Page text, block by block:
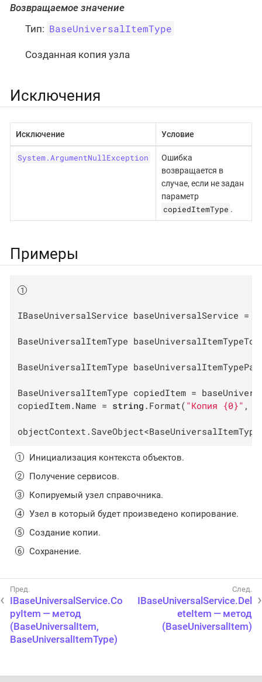
Возвращаемое значение
Тип: BaseUniversalItemType
Созданная копия узла
Исключения
Исключение Условие
System.ArgumentNullException
Ошибка
возвращается в
случае, если не задан
параметр
copiedItemType .
Примеры
IBaseUniversalService baseUniversalService =
BaseUniversalItemType
BaseUniversalItemType
BaseUniversalItemType copiedItem =
copiedItem.Name = string .Format( "Копия {0}" ,
Инициализация контекста объектов.
Получение сервисов.
Копируемый узел справочника.
Узел в который будет произведено копирование.
Создание копии.
Сохранение.
IBaseUniversalService.Co
pyItem — метод
(BaseUniversalItem,
BaseUniversalItemType)
IBaseUniversalService.Del
eteItem — метод
(BaseUniversalItem)